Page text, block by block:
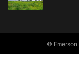
© Emerson